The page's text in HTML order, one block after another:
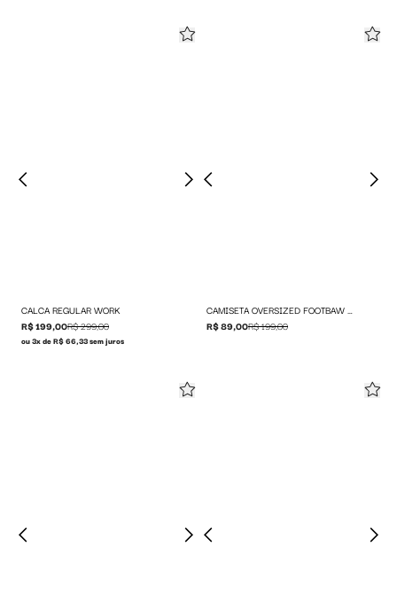
CALCA REGULAR WORK
R$ 199,00R$ 299,00
ou 3x de R$ 66,33 sem juros
CAMISETA OVERSIZED FOOTBAW WORLDWIDE
R$ 89,00R$ 199,00